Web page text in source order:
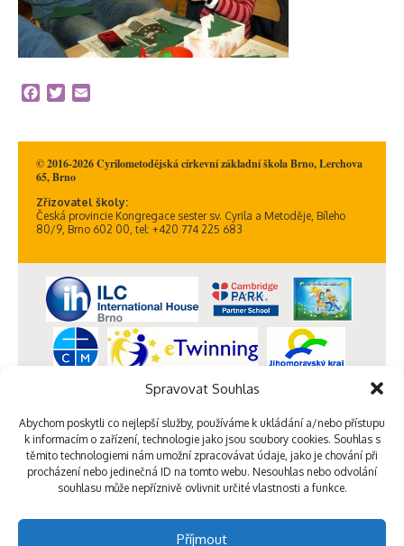
Spravovat Souhlas
Abychom poskytli co nejlepší služby, používáme k ukládání a/nebo přístupu
k informacím o zařízení, technologie jako jsou soubory cookies. Souhlas s
těmito technologiemi nám umožní zpracovávat údaje, jako je chování při
procházení nebo jedinečná ID na tomto webu. Nesouhlas nebo odvolání
souhlasu může nepříznivě ovlivnit určité vlastnosti a funkce.
Příjmout
Facebook
Twitter
© 2016-2026 Cyrilometodějská církevní základní škola Brno, Lerchova
65, Brno
Zřizovatel školy:
Česká provincie Kongregace sester sv. Cyrila a Metoděje, Bíleho
80/9, Brno 602 00, tel: +420 774 225 683